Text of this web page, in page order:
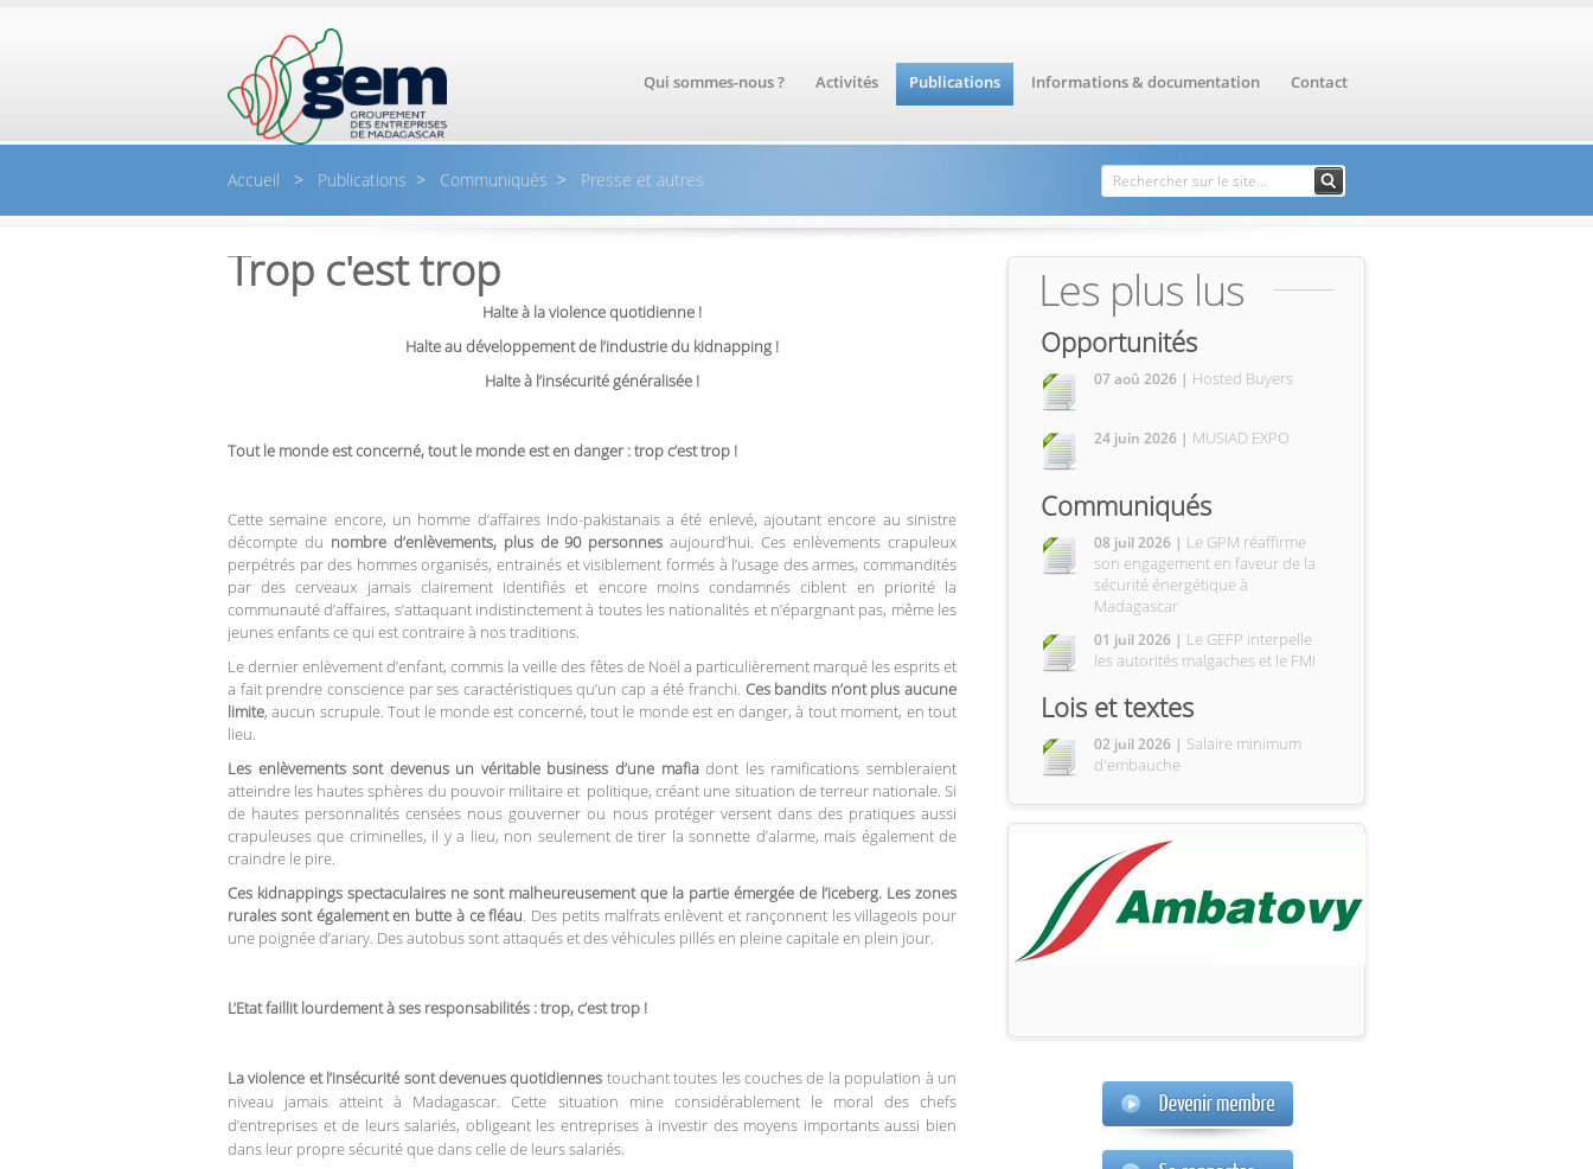
Qui sommes-nous ? Activités Publications Informations & documentation Contact
Accueil > Publications > Communiqués > Presse et autres Formulaire de
recherche
Rechercher
Trop c'est trop
Halte à la violence quotidienne !
Halte au développement de l’industrie du kidnapping !
Halte à l’insécurité généralisée !
Tout le monde est concerné, tout le monde est en danger : trop c’est trop !
Cette semaine encore, un homme d’affaires Indo-pakistanais a été enlevé, ajoutant encore au sinistre
décompte du nombre d’enlèvements, plus de 90 personnes aujourd’hui. Ces enlèvements crapuleux
perpétrés par des hommes organisés, entrainés et visiblement formés à l’usage des armes, commandités
par des cerveaux jamais clairement identifiés et encore moins condamnés ciblent en priorité la
communauté d’affaires, s’attaquant indistinctement à toutes les nationalités et n’épargnant pas, même les
jeunes enfants ce qui est contraire à nos traditions.
Le dernier enlèvement d’enfant, commis la veille des fêtes de Noël a particulièrement marqué les esprits et
a fait prendre conscience par ses caractéristiques qu’un cap a été franchi. Ces bandits n’ont plus aucune
limite, aucun scrupule. Tout le monde est concerné, tout le monde est en danger, à tout moment, en tout
lieu.
Les enlèvements sont devenus un véritable business d’une mafiadont les ramifications sembleraient
atteindre les hautes sphères du pouvoir militaire et politique, créant une situation de terreur nationale. Si
de hautes personnalités censées nous gouverner ou nous protéger versent dans des pratiques aussi
crapuleuses que criminelles, il y a lieu, non seulement de tirer la sonnette d’alarme, mais également de
craindre le pire.
Ces kidnappings spectaculaires ne sont malheureusement que la partie émergée de l’iceberg. Les zones
rurales sont également en butte à ce fléau. Des petits malfrats enlèvent et rançonnent les villageois pour
une poignée d’ariary. Des autobus sont attaqués et des véhicules pillés en pleine capitale en plein jour.
L’Etat faillit lourdement à ses responsabilités : trop, c’est trop !
La violence et l’insécurité sont devenues quotidiennes touchant toutes les couches de la population à un
niveau jamais atteint à Madagascar. Cette situation mine considérablement le moral des chefs
d’entreprises et de leurs salariés, obligeant les entreprises à investir des moyens importants aussi bien
dans leur propre sécurité que dans celle de leurs salariés.
Les plus lus
Opportunités
07 aoû 2026 | Hosted Buyers
24 juin 2026 | MUSIAD EXPO
Communiqués
08 juil 2026 | Le GPM réaffirme
son engagement en faveur de la
sécurité énergétique à
Madagascar
01 juil 2026 | Le GEFP interpelle
les autorités malgaches et le FMI
Lois et textes
02 juil 2026 | Salaire minimum
d'embauche